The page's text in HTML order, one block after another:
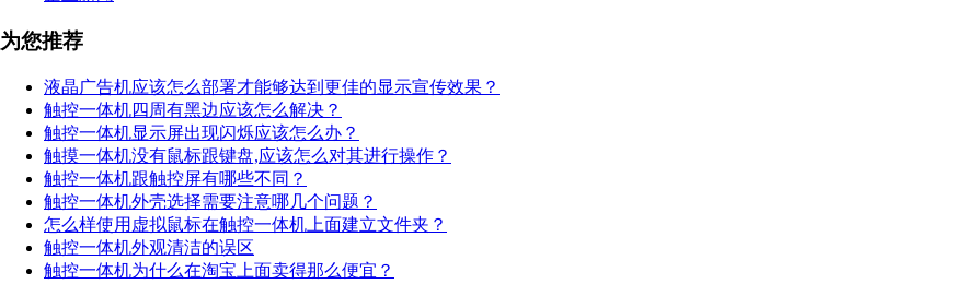
为您推荐
液晶广告机应该怎么部署才能够达到更佳的显示宣传效果？
触控一体机四周有黑边应该怎么解决？
触控一体机显示屏出现闪烁应该怎么办？
触摸一体机没有鼠标跟键盘,应该怎么对其进行操作？
触控一体机跟触控屏有哪些不同？
触控一体机外壳选择需要注意哪几个问题？
怎么样使用虚拟鼠标在触控一体机上面建立文件夹？
触控一体机外观清洁的误区
触控一体机为什么在淘宝上面卖得那么便宜？